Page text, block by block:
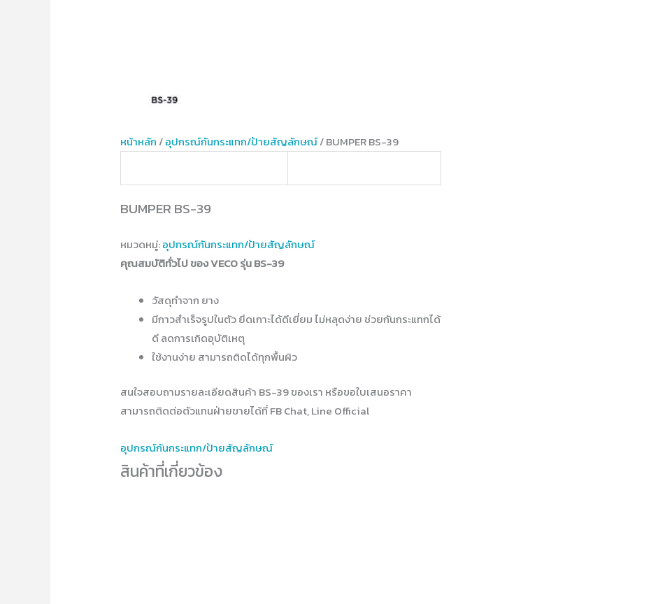
หน้าหลัก /อุปกรณ์​กันกระแทก/ป้ายสัญลักษณ์/ BUMPER BS-39
BUMPER BS-39
หมวดหมู่:อุปกรณ์​กันกระแทก/ป้ายสัญลักษณ์
คุณสมบัติทั่วไป ของ VECO รุ่น BS-39
วัสดุทำจาก ยาง
มีกาวสำเร็จรูปในตัว ยึดเกาะได้ดีเยี่ยม ไม่หลุดง่าย ช่วยกันกระแทกได้
ดี ลดการเกิดอุบัติเหตุ
ใช้งานง่าย สามารถติดได้ทุกพื้นผิว
สนใจสอบถามรายละเอียดสินค้า BS-39 ของเรา หรือขอใบเสนอราคา
สามารถติดต่อตัวแทนฝ่ายขายได้ที่ FB Chat, Line Official
อุปกรณ์​กันกระแทก/ป้ายสัญลักษณ์
สินค้าที่เกี่ยวข้อง